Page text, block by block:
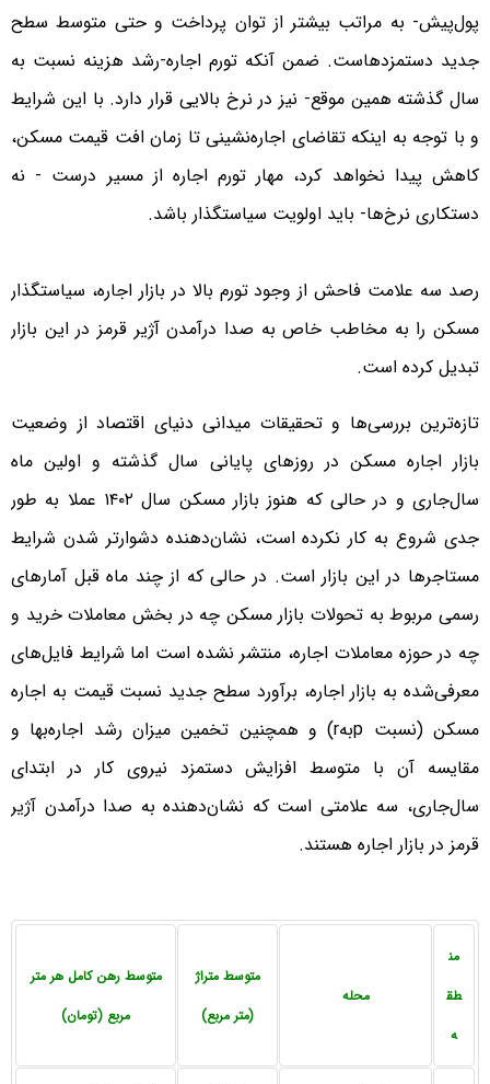
پول‌پیش- به مراتب بیشتر از توان پرداخت و حتی متوسط سطح
جدید دستمزدهاست. ضمن آنکه تورم اجاره-رشد هزینه نسبت به
سال گذشته همین موقع- نیز در نرخ بالایی قرار دارد. با این شرایط
و با توجه به اینکه تقاضای اجاره‌نشینی تا زمان افت قیمت مسکن،
کاهش پیدا نخواهد کرد، مهار تورم اجاره از مسیر درست - نه
دستکاری نرخ‌ها- باید اولویت سیاستگذار باشد.
رصد سه علامت فاحش از وجود تورم بالا در بازار اجاره، سیاستگذار
مسکن را به مخاطب خاص به صدا درآمدن آژیر قرمز در این بازار
تبدیل کرده است.
تازه‌‌‌‌ترین بررسی‌‌‌‌ها و تحقیقات میدانی دنیای اقتصاد از وضعیت
بازار اجاره مسکن در روزهای پایانی سال گذشته و اولین ماه
سال‌جاری و در حالی که هنوز بازار مسکن سال ۱۴۰۲ عملا به طور
جدی شروع به کار نکرده است، نشان‌دهنده دشوارتر شدن شرایط
مستاجرها در این بازار است. در حالی که از چند ماه قبل آمارهای
رسمی مربوط به تحولات بازار مسکن چه در بخش معاملات خرید و
چه در حوزه معاملات اجاره، منتشر نشده است اما شرایط فایل‌‌‌‌های
معرفی‌شده به بازار اجاره، برآورد سطح جدید نسبت قیمت به اجاره
مسکن (نسبت pبهr) و همچنین تخمین میزان رشد اجاره‌‌‌‌بها و
مقایسه آن با متوسط افزایش دستمزد نیروی کار در ابتدای
سال‌جاری، سه علامتی است که نشان‌دهنده به صدا درآمدن آژیر
قرمز در بازار اجاره هستند.
من
طق
ه
محله
متوسط متراژ
(متر مربع)
متوسط رهن کامل هر متر
مربع (تومان)